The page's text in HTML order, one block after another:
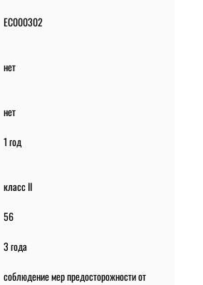
EC000302
нет
нет
1 год
класс II
56
3 года
соблюдение мер предосторожности от